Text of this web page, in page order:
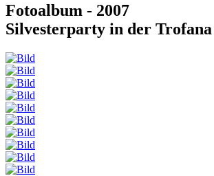
Fotoalbum - 2007
Silvesterparty in der Trofana